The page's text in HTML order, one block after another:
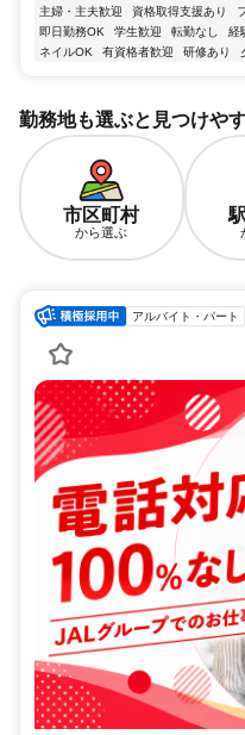
主婦・主夫歓迎
資格取得支援あり
即日勤務OK
学生歓迎 転勤なし 経
ネイルOK
有資格者歓迎 研修あり
勤務地も選ぶと見つけや
市区町村
から選ぶ
アルバイト・パート